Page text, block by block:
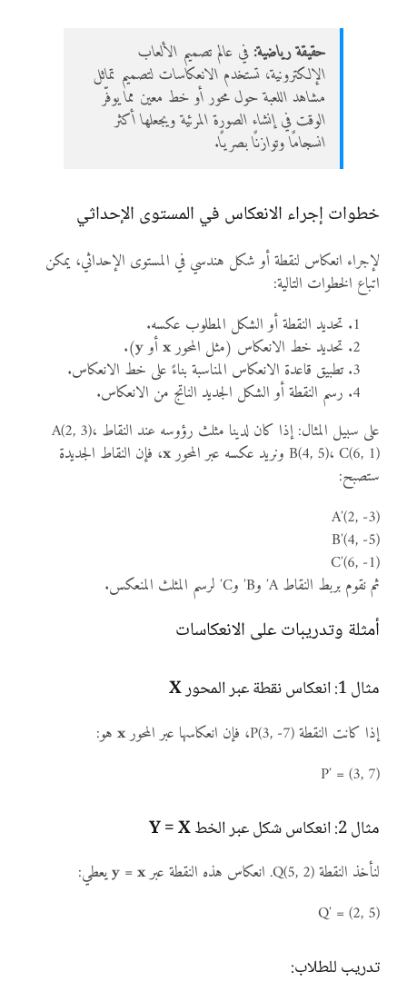
حقيقة رياضية: في عالم تصميم الألعاب
الإلكترونية، تستخدم الانعكاسات لتصميم تماثل
مشاهد اللعبة حول محور أو خط معين مما يوفّر
الوقت في إنشاء الصورة المرئية ويجعلها أكثر
انسجامًا وتوازنًا بصريًا.
خطوات إجراء الانعكاس في المستوى الإحداثي
لإجراء انعكاس لنقطة أو شكل هندسي في المستوى الإحداثي، يمكن
اتباع الخطوات التالية:
تحديد النقطة أو الشكل المطلوب عكسه.
تحديد خط الانعكاس (مثل المحورxأوy
).
تطبيق قاعدة الانعكاس المناسبة بناءً على خط الانعكاس.
رسم النقطة أو الشكل الجديد الناتج من الانعكاس.
على سبيل المثال: إذا كان لدينا مثلث رؤوسه عند النقاط A(2, 3)،
B(4, 5)، C(6, 1) ونريد عكسه عبر المحور
x، فإن النقاط الجديدة
ستصبح:
A′(2, -3)
B′(4, -5)
C′(6, -1)
ثم نقوم بربط النقاط A′ وB′ وC′ لرسم المثلث المنعكس.
أمثلة وتدريبات على الانعكاسات
مثال 1: انعكاس نقطة عبر المحور X
إذا كانت النقطة P(3, -7)، فإن انعكاسها عبر المحور xهو:
P′ = (3, 7)
مثال 2: انعكاس شكل عبر الخط Y = X
لنأخذ النقطة Q(5, 2). انعكاس هذه النقطة عبر y = xيعطي:
Q′ = (2, 5)
تدريب للطلاب: